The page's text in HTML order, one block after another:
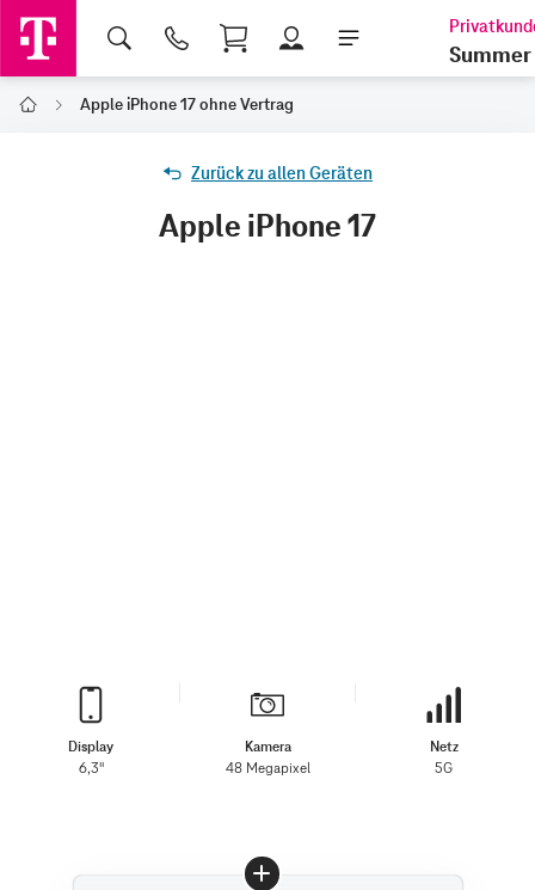
Shopping Cart
Summer
Home Apple iPhone 17 ohne Vertrag
Zurück zu allen Geräten
Apple iPhone 17
Display
6,3"
Kamera
48 Megapixel
Netz
5G